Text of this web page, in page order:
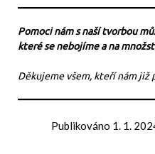
Pomoci nám s naší tvorbou
které se nebojíme a na
Děkujeme všem, kteří nám již
Publikováno 1. 1.